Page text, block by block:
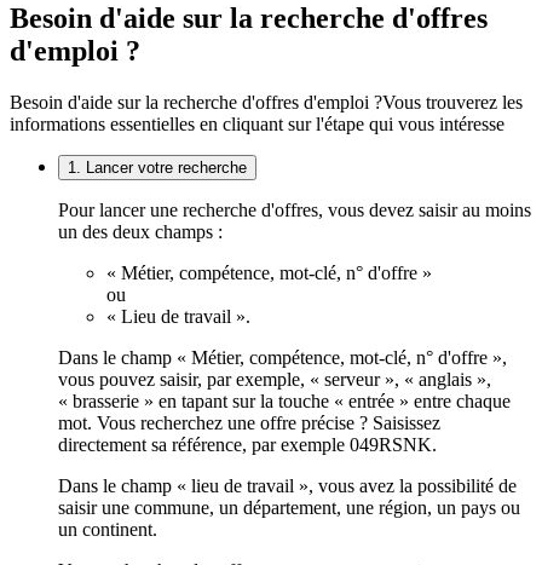
Besoin d'aide sur la recherche d'offres
d'emploi ?
Besoin d'aide sur la recherche d'offres d'emploi ?Vous trouverez les
informations essentielles en cliquant sur l'étape qui vous intéresse
1. Lancer votre recherche
Pour lancer une recherche d'offres, vous devez saisir au moins
un des deux champs :
« Métier, compétence, mot-clé, n° d'offre »
ou
« Lieu de travail ».
Dans le champ « Métier, compétence, mot-clé, n° d'offre »,
vous pouvez saisir, par exemple, « serveur », « anglais »,
« brasserie » en tapant sur la touche « entrée » entre chaque
mot. Vous recherchez une offre précise ? Saisissez
directement sa référence, par exemple 049RSNK.
Dans le champ « lieu de travail », vous avez la possibilité de
saisir une commune, un département, une région, un pays ou
un continent.